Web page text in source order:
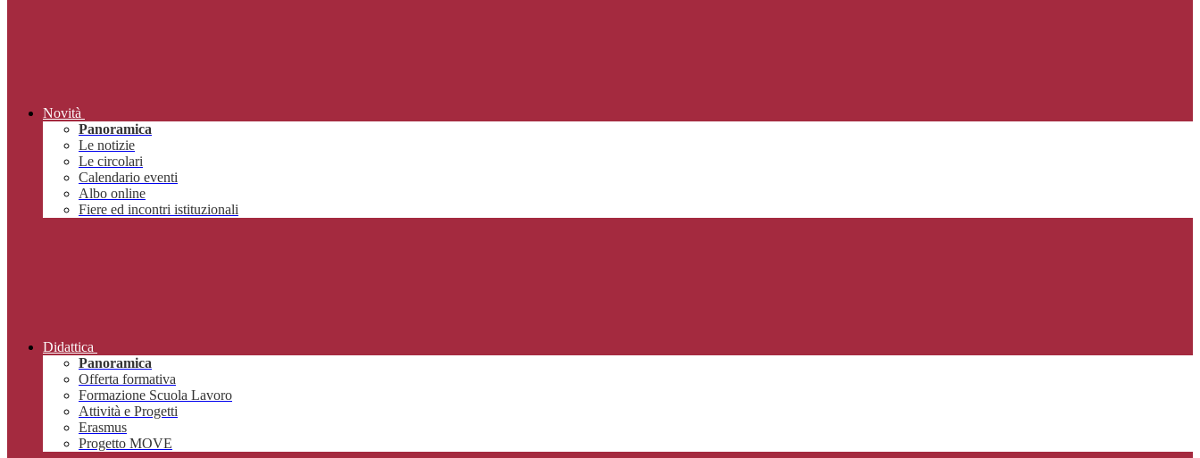
Novità
Panoramica
Le notizie
Le circolari
Calendario eventi
Albo online
Fiere ed incontri istituzionali
Didattica
Panoramica
Offerta formativa
Formazione Scuola Lavoro
Attività e Progetti
Erasmus
Progetto MOVE